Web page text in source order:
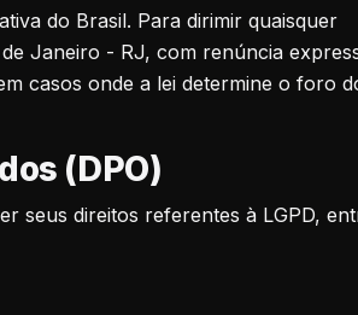
do Brasil. Para dirimir quaisquer
Janeiro - RJ, com renúncia
casos onde a lei determine o foro
(DPO)
seus direitos referentes à LGPD,